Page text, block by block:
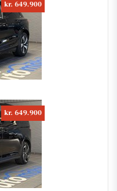
kr. 649.900
kr. 649.900